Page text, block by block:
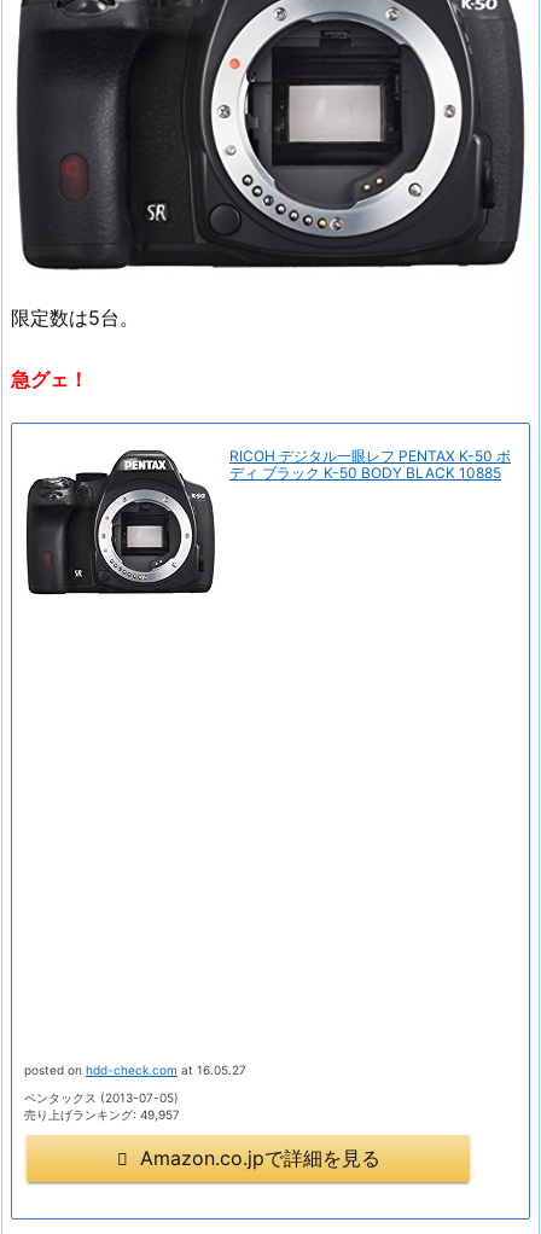
限定数は5台。
急グェ！
RICOH デジタル一眼レフ PENTAX K-50 ボ
ディ ブラック K-50 BODY BLACK 10885
posted on hdd-check.com at 16.05.27
ペンタックス (2013-07-05)
売り上げランキング: 49,957
Amazon.co.jpで詳細を見る